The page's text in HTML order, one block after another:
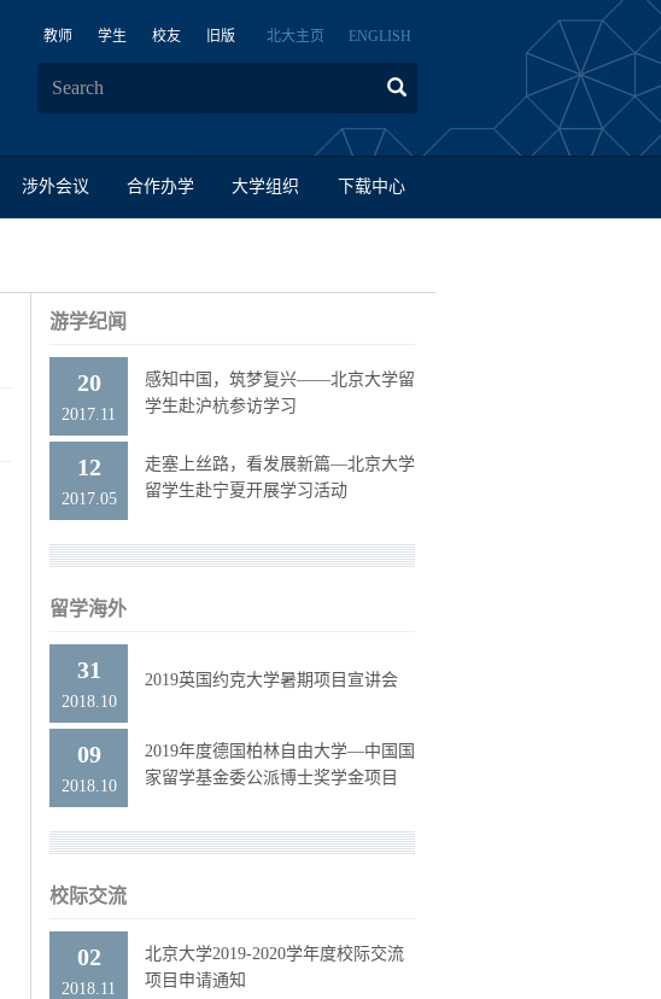
教师 学生 校友 旧版 北大主页 ENGLISH
涉外会议 合作办学 大学组织 下载中心
游学纪闻
20
2017.11
感知中国，筑梦复兴——北京大学留
学生赴沪杭参访学习
12
2017.05
走塞上丝路，看发展新篇—北京大学
留学生赴宁夏开展学习活动
留学海外
31
2018.10
2019英国约克大学暑期项目宣讲会
09
2018.10
2019年度德国柏林自由大学—中国国
家留学基金委公派博士奖学金项目
校际交流
02
2018.11
北京大学2019-2020学年度校际交流
项目申请通知